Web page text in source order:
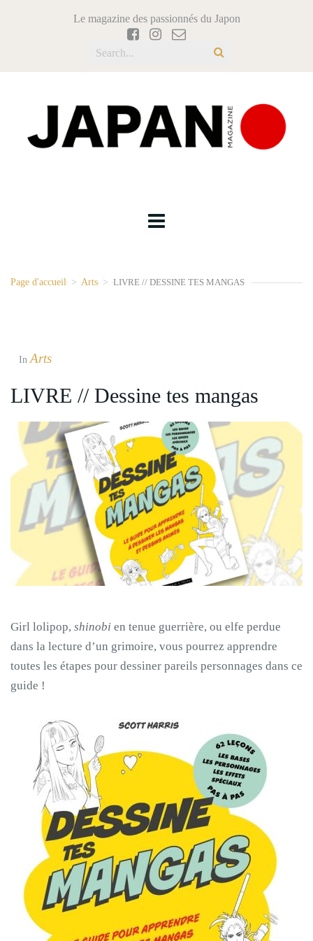
Le magazine des passionnés du Japon
Page d'accueil > Arts > LIVRE // DESSINE TES MANGAS
InArts
LIVRE // Dessine tes mangas
Girl lolipop, shinobi en tenue guerrière, ou elfe perdue
dans la lecture d’un grimoire, vous pourrez apprendre
toutes les étapes pour dessiner pareils personnages dans ce
guide !